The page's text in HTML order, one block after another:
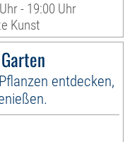
- 19:00 Uhr
Kunst
entdecken,